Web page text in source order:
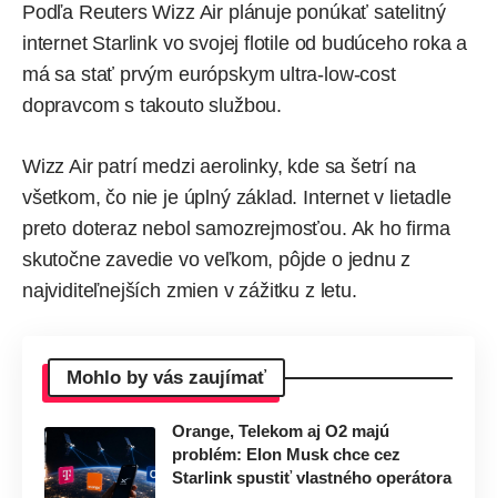
Podľa ReutersWizz Air plánuje ponúkať satelitný
internet Starlink vo svojej flotile od budúceho roka a
má sa stať prvým európskym ultra-low-cost
dopravcom s takouto službou.
Wizz Air patrí medzi aerolinky, kde sa šetrí na
všetkom, čo nie je úplný základ. Internet v lietadle
preto doteraz nebol samozrejmosťou. Ak ho firma
skutočne zavedie vo veľkom, pôjde o jednu z
najviditeľnejších zmien v zážitku z letu.
Mohlo by vás zaujímať
Orange, Telekom aj O2 majú
problém: Elon Musk chce cez
Starlink spustiť vlastného operátora